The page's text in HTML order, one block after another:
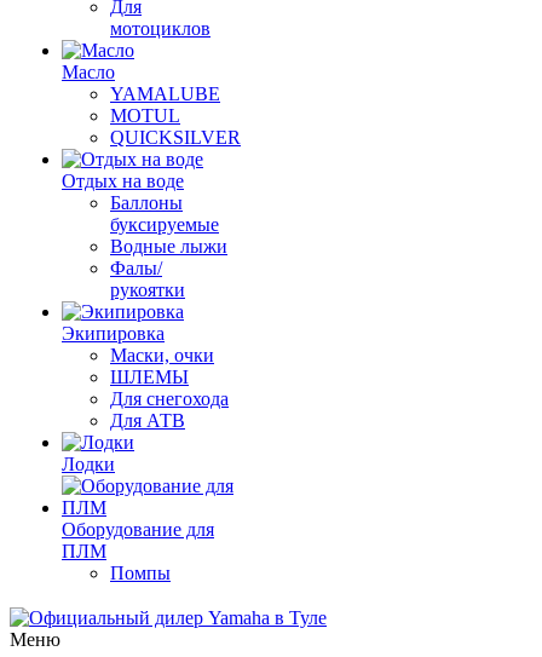
Для
мотоциклов
Масло
YAMALUBE
MOTUL
QUICKSILVER
Отдых на воде
Баллоны
буксируемые
Водные лыжи
Фалы/
рукоятки
Экипировка
Маски, очки
ШЛЕМЫ
Для снегохода
Для АТВ
Лодки
Оборудование для
ПЛМ
Помпы
Меню